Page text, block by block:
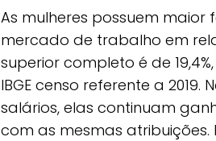
As mulheres possuem
mercado de trabalho em
superior completo é de
IBGE censo referente a
salários, elas continuam
com as mesmas